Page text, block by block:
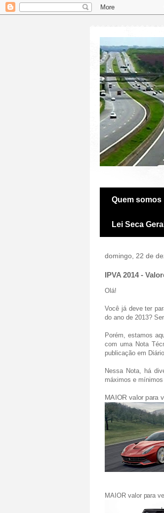
Quem somos
Lei Seca Geral
domingo, 22 de
IPVA 2014 -
Olá!
Você já deve ter
do ano de 2013?
Porém, estamos
com uma Nota
publicação em
Nessa Nota, há
máximos e
MAIOR valor para
MAIOR valor para